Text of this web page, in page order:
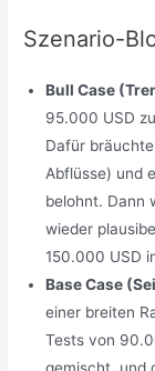
Szenario-
Bull Case
95.000 USD
Dafür
Abflüsse) und
belohnt. Dann
wieder
150.000 USD
Base Case
einer breiten
Tests von